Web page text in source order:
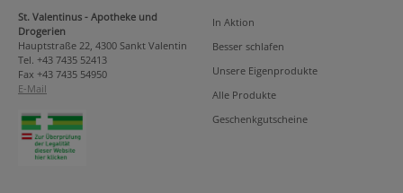
St. Valentinus - Apotheke und
Drogerien
Hauptstraße 22, 4300 Sankt Valentin
Tel. +43 7435 52413
Fax +43 7435 54950
E-Mail
In Aktion
Besser schlafen
Unsere Eigenprodukte
Alle Produkte
Geschenkgutscheine